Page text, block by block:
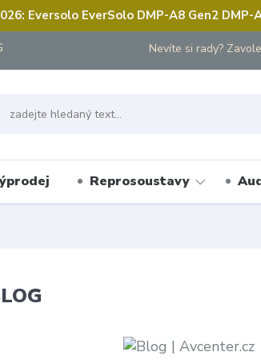
Eversolo EverSolo DMP-A8 Gen2
Nevíte si rady?
Reprosoustavy